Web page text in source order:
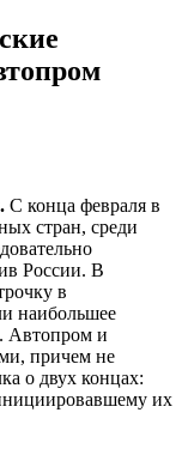
С конца февраля в
стран, среди
России. В
в
наибольшее
Автопром и
причем не
о двух концах:
их